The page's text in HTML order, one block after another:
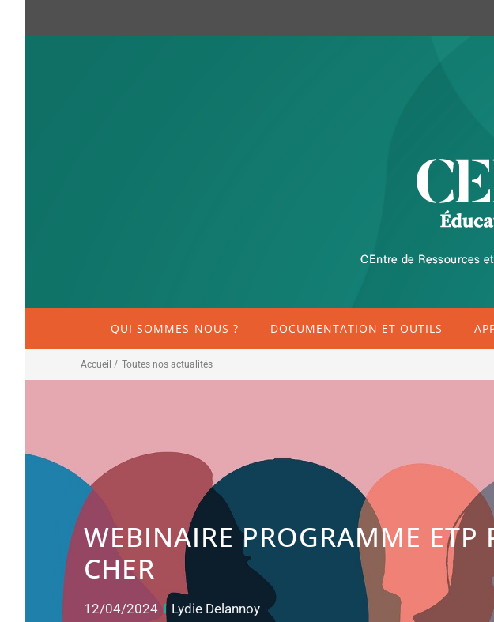
QUI SOMMES-NOUS ? DOCUMENTATION ET OUTILS
Accueil / Toutes nos actualités
WEBINAIRE PROGRAMME
CHER
12/04/2024 Lydie Delannoy